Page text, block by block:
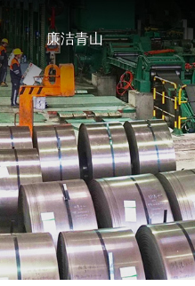
廉洁青山